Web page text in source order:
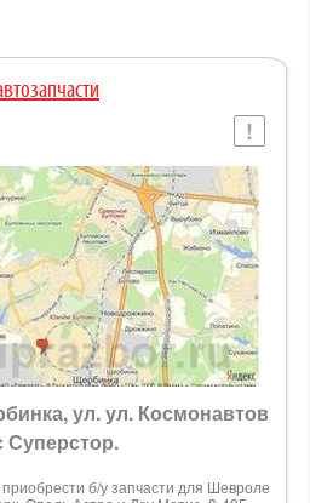
ул. ул. Космонавтов
Суперстор.
б/у запчасти для Шевроле